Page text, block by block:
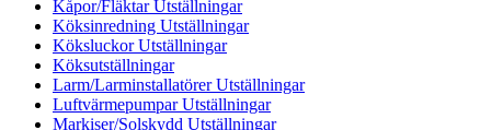
Kåpor/Fläktar Utställningar
Köksinredning Utställningar
Köksluckor Utställningar
Köksutställningar
Larm/Larminstallatörer Utställningar
Luftvärmepumpar Utställningar
Markiser/Solskydd Utställningar